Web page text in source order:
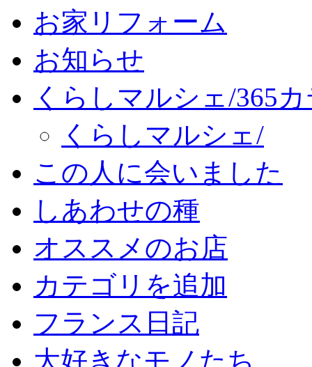
お家リフォーム
お知らせ
くらしマルシェ/365
くらしマルシェ/
この人に会いました
しあわせの種
オススメのお店
カテゴリを追加
フランス日記
大好きなモノたち